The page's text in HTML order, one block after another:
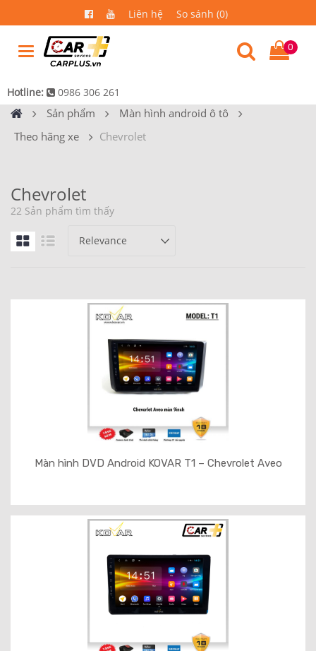
Liên hệ So sánh (0)
0
Hotline: 0986 306 261
Sản phẩm
Màn hình android ô tô
Theo hãng xe
Chevrolet
Chevrolet
22 Sản phẩm tìm thấy
Màn hình DVD Android KOVAR T1 – Chevrolet Aveo